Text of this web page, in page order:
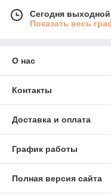
Сегодня выходной
Показать весь
О нас
Контакты
Доставка и оплата
График работы
Полная версия сайта